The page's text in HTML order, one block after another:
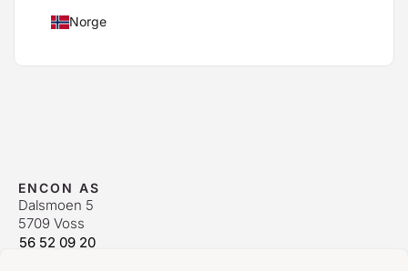
Norge
ENCON AS
Dalsmoen 5
5709 Voss
56 52 09 20